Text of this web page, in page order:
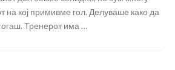
на кој примивме гол. Делуваше како да
Тренерот има …